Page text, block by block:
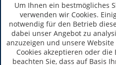
Hersteller / Importeur:
Um Ihnen ein bestmögliches
verwenden wir Cookies.
notwendig für den Betrieb
dabei unser Angebot zu
anzuzeigen und unsere
Cookies akzeptieren oder
beachten Sie, dass auf Basis